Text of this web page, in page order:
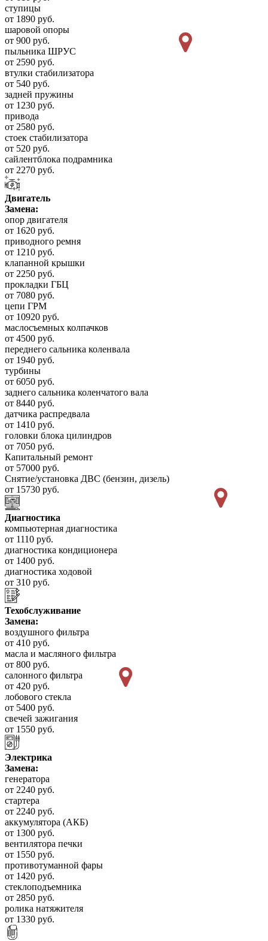
ступицы
от 1890 руб.
шаровой опоры
от 900 руб.
пыльника ШРУС
от 2590 руб.
втулки стабилизатора
от 540 руб.
задней пружины
от 1230 руб.
привода
от 2580 руб.
стоек стабилизатора
от 520 руб.
сайлентблока подрамника
от 2270 руб.
Двигатель
Замена:
опор двигателя
от 1620 руб.
приводного ремня
от 1210 руб.
клапанной крышки
от 2250 руб.
прокладки ГБЦ
от 7080 руб.
цепи ГРМ
от 10920 руб.
маслосъемных колпачков
от 4500 руб.
переднего сальника коленвала
от 1940 руб.
турбины
от 6050 руб.
заднего сальника коленчатого вала
от 8440 руб.
датчика распредвала
от 1410 руб.
головки блока цилиндров
от 7050 руб.
Капитальный ремонт
от 57000 руб.
Снятие/установка ДВС (бензин, дизель)
от 15730 руб.
Диагностика
компьютерная диагностика
от 1110 руб.
диагностика кондиционера
от 1400 руб.
диагностика ходовой
от 310 руб.
Техобслуживание
Замена:
воздушного фильтра
от 410 руб.
масла и масляного фильтра
от 800 руб.
салонного фильтра
от 420 руб.
лобового стекла
от 5400 руб.
свечей зажигания
от 1550 руб.
Электрика
Замена:
генератора
от 2240 руб.
стартера
от 2240 руб.
аккумулятора (АКБ)
от 1300 руб.
вентилятора печки
от 1550 руб.
противотуманной фары
от 1420 руб.
стеклоподъемника
от 2850 руб.
ролика натяжителя
от 1330 руб.